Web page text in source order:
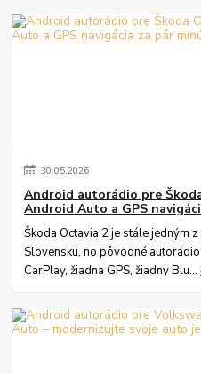
30.05.2026
Android autorádio pre
Android Auto a GPS
Škoda Octavia 2 je stále jedným
Slovensku, no pôvodné
CarPlay, žiadna GPS, žiadny Blu...